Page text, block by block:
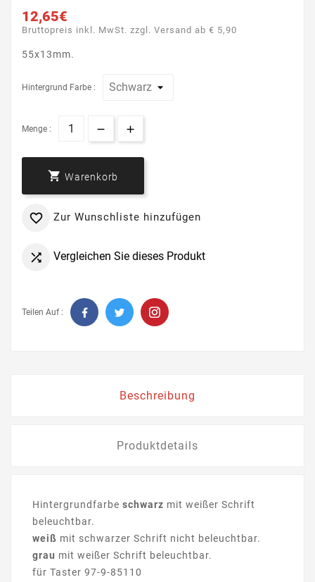
12,65€
Bruttopreis inkl. MwSt. zzgl. Versand ab € 5,90
55x13mm.
Hintergrund Farbe :
Menge :
 Warenkorb
 Zur Wunschliste hinzufügen
 Vergleichen Sie dieses Produkt
Teilen Auf :
Beschreibung
Produktdetails
Hintergrundfarbe schwarz mit weißer Schrift
beleuchtbar.
weiß mit schwarzer Schrift nicht beleuchtbar.
grau mit weißer Schrift beleuchtbar.
für Taster 97-9-85110